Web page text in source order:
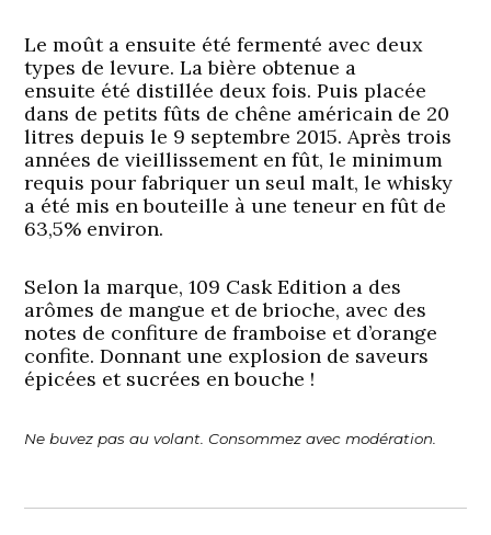
Le moût a ensuite été fermenté avec deux
types de levure. Labière obtenue a
ensuite été distillée deux fois. Puis placée
dans de petits fûts de chêne américain de 20
litres depuis le 9 septembre 2015. Après trois
années de vieillissement en fût, le minimum
requis pour fabriquer un seul malt, le whisky
a été mis en bouteille à une teneur en fût de
63,5% environ.
Selon la marque, 109 Cask Edition a des
arômes de mangue et de brioche, avec des
notes de confiture de framboise et d’orange
confite. Donnant une explosion de saveurs
épicées et sucrées en bouche !
Ne buvez pas au volant. Consommez avec modération.